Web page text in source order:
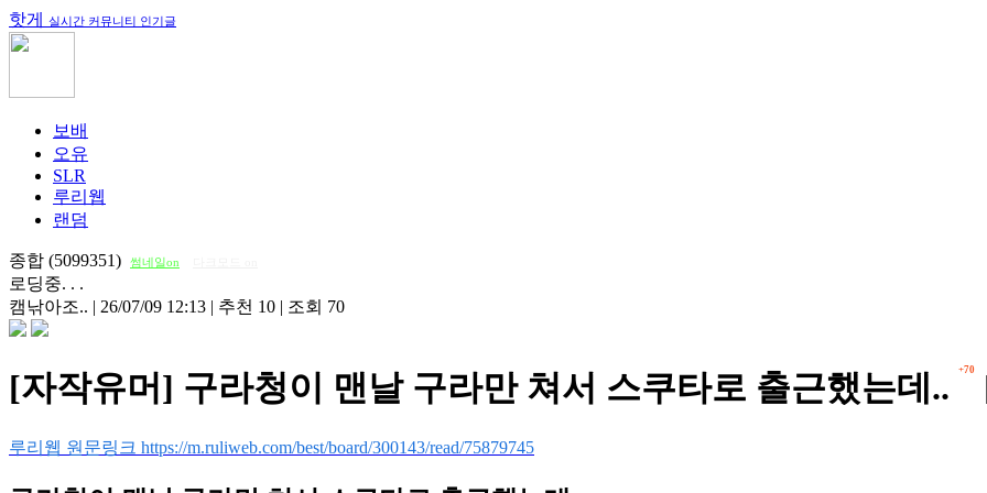
핫게 실시간 커뮤니티 인기글
보배
오유
SLR
루리웹
랜덤
종합 (5099351) 썸네일on
로딩중. . .
캠낚아조.. | 26/07/09 12:13 | 추천 10 | 조회 70
[자작유머] 구라청이 맨날 구라만 쳐서 스쿠타로 출근했는데.. +70
루리웹 원문링크 https://m.ruliweb.com/best/board/300143/read/75879745